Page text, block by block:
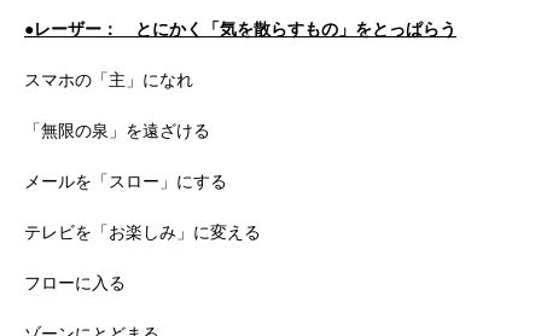
●レーザー： とにかく「気を散らすもの」をとっぱらう
スマホの「主」になれ
「無限の泉」を遠ざける
メールを「スロー」にする
テレビを「お楽しみ」に変える
フローに入る